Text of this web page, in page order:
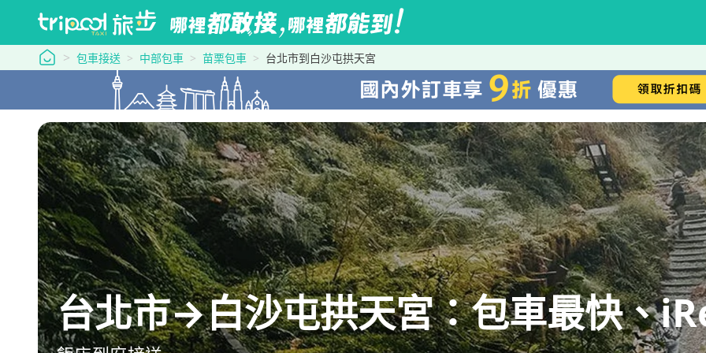
tripool 旅步
包車接送 中部包車 苗栗包車 台北市到白沙屯拱天宮
台北市→白沙屯拱天宮：包車最快、